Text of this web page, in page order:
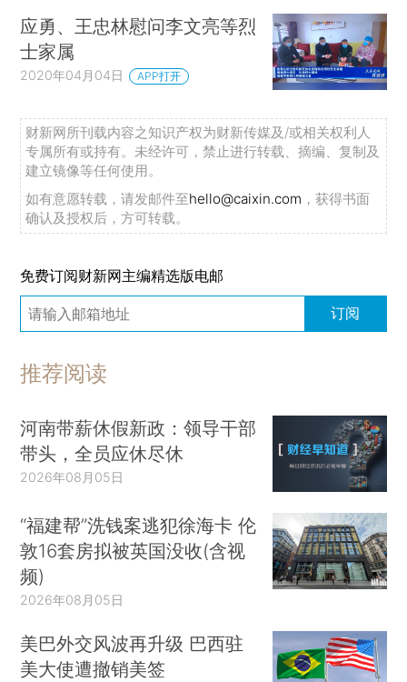
应勇、王忠林慰问李文亮等烈
士家属
2020年04月04日 APP打开
财新网所刊载内容之知识产权为财新传媒及/或相关权利人
专属所有或持有。未经许可，禁止进行转载、摘编、复制及
建立镜像等任何使用。
如有意愿转载，请发邮件至hello@caixin.com ，获得书面
确认及授权后，方可转载。
免费订阅财新网主编精选版电邮
订阅
推荐阅读
河南带薪休假新政：领导干部
带头，全员应休尽休
2026年08月05日
“福建帮”洗钱案逃犯徐海卡 伦
敦16套房拟被英国没收(含视
频)
2026年08月05日
美巴外交风波再升级 巴西驻
美大使遭撤销美签